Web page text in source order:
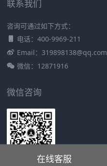
联系我们
咨询可通过如下方式：
电话：400-9969-211
Email：319898138@qq.com
微信：12871916
微信咨询
在线客服